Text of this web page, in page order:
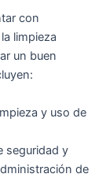
con
limpieza
un buen
y uso de
seguridad y
de